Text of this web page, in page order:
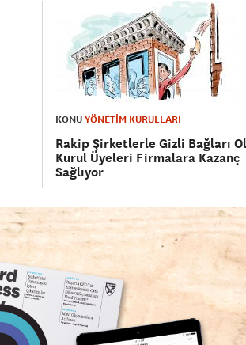
KONUYÖNETİM KURULLARI
Rakip Şirketlerle Gizli Bağları
Kurul Üyeleri Firmalara Kazanç
Sağlıyor